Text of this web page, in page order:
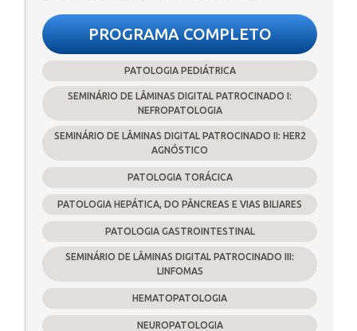
PROGRAMA COMPLETO
PATOLOGIA PEDIÁTRICA
SEMINÁRIO DE LÂMINAS DIGITAL PATROCINADO I:
NEFROPATOLOGIA
SEMINÁRIO DE LÂMINAS DIGITAL PATROCINADO II: HER2
AGNÓSTICO
PATOLOGIA TORÁCICA
PATOLOGIA HEPÁTICA, DO PÂNCREAS E VIAS BILIARES
PATOLOGIA GASTROINTESTINAL
SEMINÁRIO DE LÂMINAS DIGITAL PATROCINADO III:
LINFOMAS
HEMATOPATOLOGIA
NEUROPATOLOGIA